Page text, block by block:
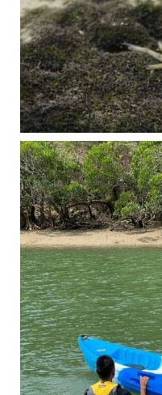
4月に入り、新人教育の為カヤックから落ちた際の救助の実技練習の風景です。 一人前の